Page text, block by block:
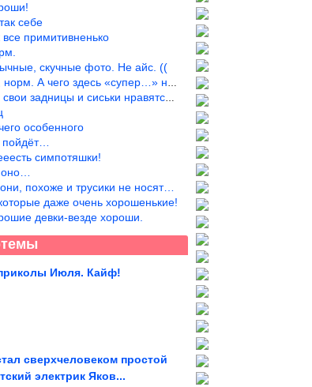
себе
все примитивненько
скучные фото. Не айс. ((
А чего здесь «супер…» не понятно.
задницы и сиськи нравятся больше, чем нам, мужикам?
особенного
симпотяшки!
похоже и трусики не носят…
даже очень хорошенькие!
девки-везде хороши.
Июля. Кайф!
сверхчеловеком простой
электрик Яков...